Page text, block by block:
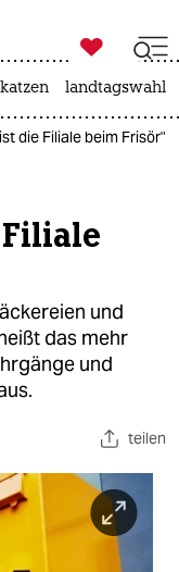

taz zahl ich
katzen landtagswahl
die Filiale beim Frisör"
und
das mehr
und
teilen